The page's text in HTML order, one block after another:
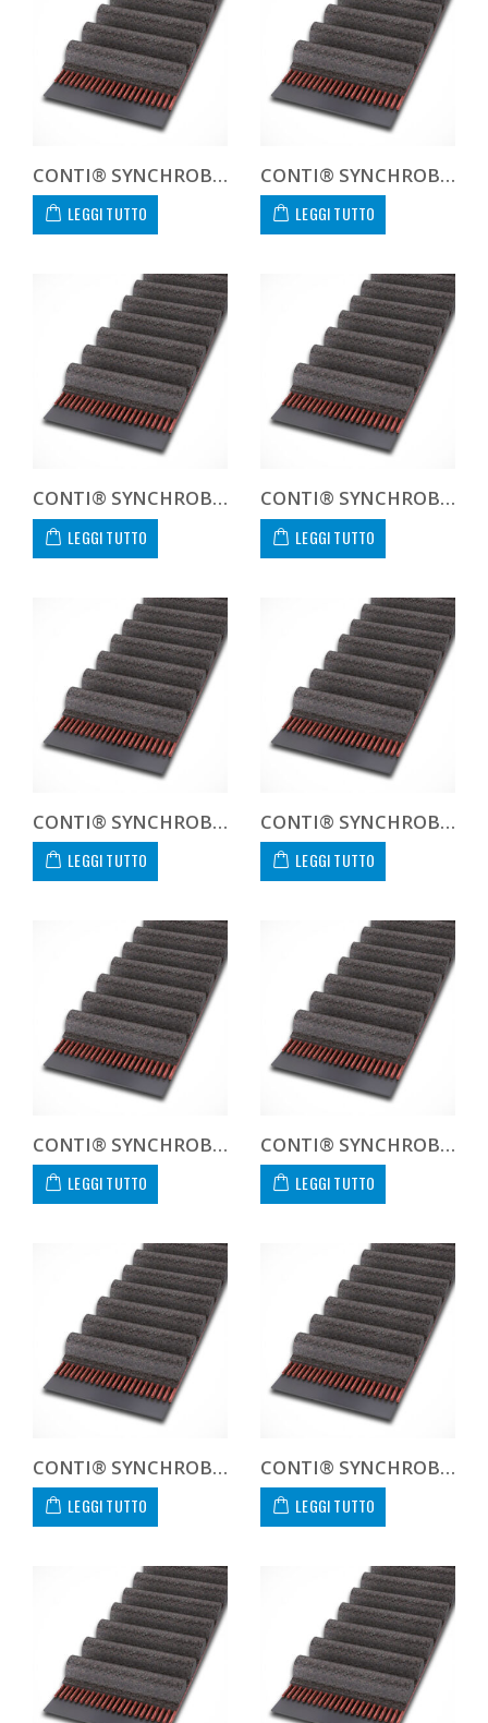
CONTI® SYNCHROBELT 236L100
LEGGI TUTTO
CONTI® SYNCHROBELT 240H100
LEGGI TUTTO
CONTI® SYNCHROBELT 240L100
LEGGI TUTTO
CONTI® SYNCHROBELT 244L100
LEGGI TUTTO
CONTI® SYNCHROBELT 255H100
LEGGI TUTTO
CONTI® SYNCHROBELT 255L100
LEGGI TUTTO
CONTI® SYNCHROBELT 270H100
LEGGI TUTTO
CONTI® SYNCHROBELT 270L100
LEGGI TUTTO
CONTI® SYNCHROBELT 285L100
LEGGI TUTTO
CONTI® SYNCHROBELT 300H100
LEGGI TUTTO